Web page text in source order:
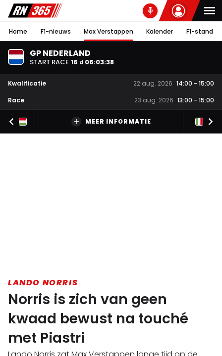
Home F1-nieuws Max Verstappen Kalender F1-stand
GP NEDERLAND
START RACE 16 d 06:03:37
Kwalificatie 22 aug. 2026 14:00 - 15:00
Race
23 aug. 2026 13:00 - 15:00
MEER INFORMATIE
LANDO NORRIS
Norris is zich van geen
kwaad bewust na touché
met Piastri